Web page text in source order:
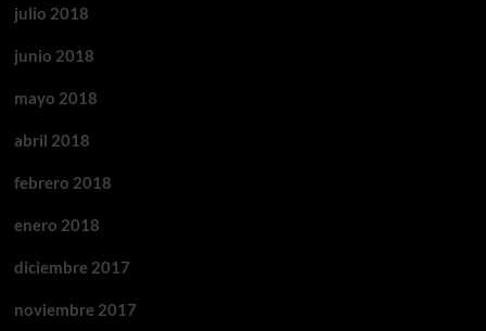
julio 2018
junio 2018
mayo 2018
abril 2018
febrero 2018
enero 2018
diciembre 2017
noviembre 2017